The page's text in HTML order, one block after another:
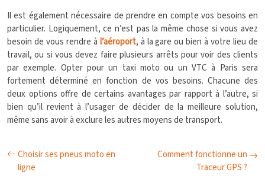
Il est également nécessaire de prendre en compte vos besoins en
particulier. Logiquement, ce n’est pas la même chose si vous avez
besoin de vous rendre à l’aéroport, à la gare ou bien à votre lieu de
travail, ou si vous devez faire plusieurs arrêts pour voir des clients
par exemple. Opter pour un taxi moto ou un VTC à Paris sera
fortement déterminé en fonction de vos besoins. Chacune des
deux options offre de certains avantages par rapport à l’autre, si
bien qu’il revient à l’usager de décider de la meilleure solution,
même sans avoir à exclure les autres moyens de transport.
Choisir ses pneus moto en
ligne
Comment fonctionne un
Traceur GPS ?